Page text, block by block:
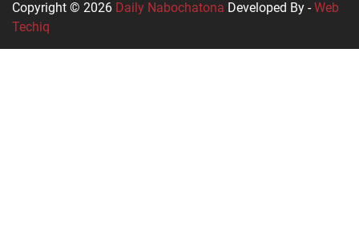
Copyright © 2026 Daily Nabochatona Developed By -Web
Techiq